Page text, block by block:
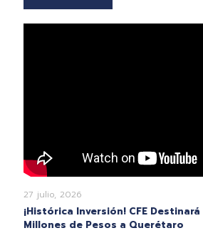
27 julio, 2026
¡Histórica Inversión! CFE
Millones de Pesos a Querétaro